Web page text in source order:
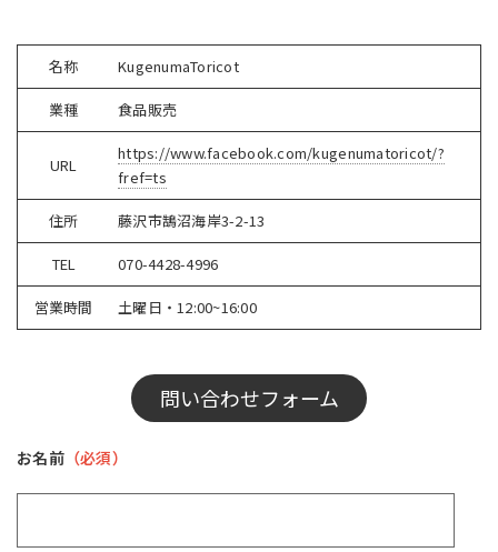
名称 KugenumaToricot
業種 食品販売
URL
https://www.facebook.com/kugenumatoricot/?
fref=ts
住所 藤沢市鵠沼海岸3-2-13
TEL 070-4428-4996
営業時間 土曜日・12:00~16:00
問い合わせフォーム
お名前（必須）